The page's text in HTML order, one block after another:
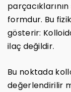
formdur. Bu
gösterir:
ilaç değildir.
Bu noktada
değerlendirilir